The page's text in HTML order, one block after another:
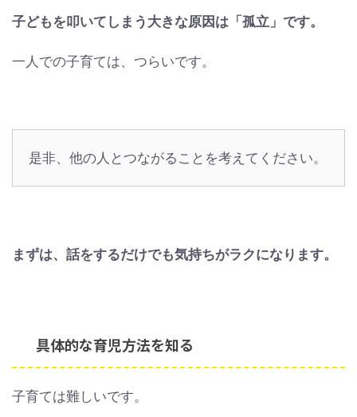
子どもを叩いてしまう大きな原因は「孤立」です。
一人での子育ては、つらいです。
是非、他の人とつながることを考えてください。
まずは、話をするだけでも気持ちがラクになります。
具体的な育児方法を知る
子育ては難しいです。